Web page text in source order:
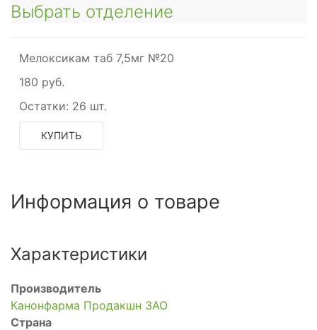
Выбрать отделение
Мелоксикам таб 7,5мг №20
180 руб.
Остатки: 26 шт.
КУПИТЬ
Информация о товаре
Характеристики
Производитель
Канонфарма Продакшн ЗАО
Страна